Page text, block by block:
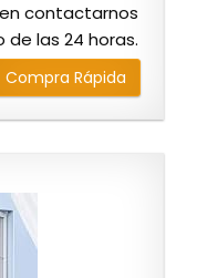
contactarnos
las 24 horas.
Compra Rápida